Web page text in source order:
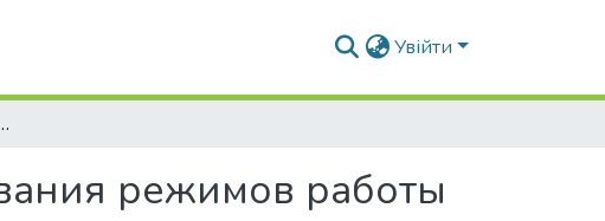
Увійти
силового электрооборудования
режимов работы